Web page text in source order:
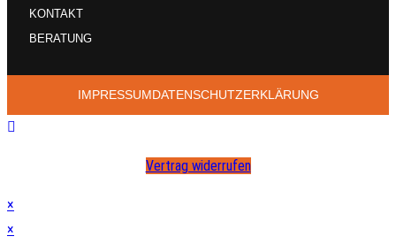
KONTAKT
BERATUNG
IMPRESSUMDATENSCHUTZERKLÄRUNG
Vertrag widerrufen
×
×